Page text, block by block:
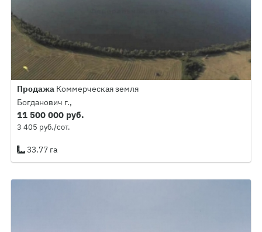
Продажа Коммерческая земля
Богданович г.,
11 500 000 руб.
3 405 руб./сот.
33.77 га